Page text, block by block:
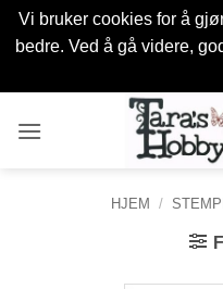
Vi bruker cookies for å
bedre. Ved å gå videre,
HJEM /